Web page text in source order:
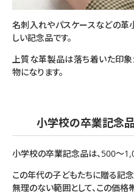
名刺入れやパスケースなどの革
しい記念品です。
上質な革製品は落ち着いた印象
物になります。
小学校の卒業記念
小学校の卒業記念品は、500〜
この年代の子どもたちに贈る記念
無理のない範囲として、この価格